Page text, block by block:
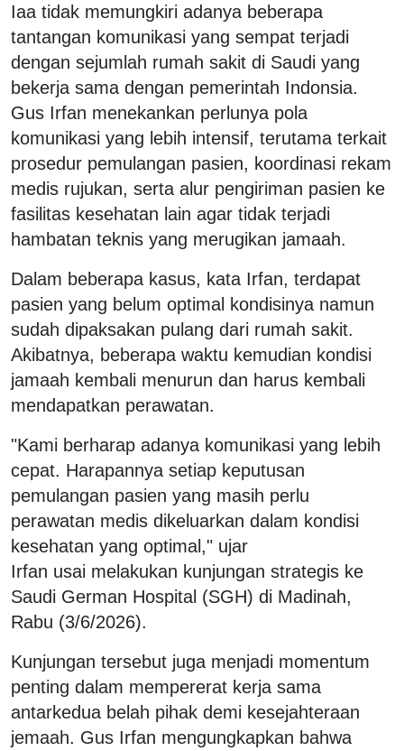
Iaa tidak memungkiri adanya beberapa
tantangan komunikasi yang sempat terjadi
dengan sejumlah rumah sakit di Saudi yang
bekerja sama dengan pemerintah Indonsia.
Gus Irfan menekankan perlunya pola
komunikasi yang lebih intensif, terutama terkait
prosedur pemulangan pasien, koordinasi rekam
medis rujukan, serta alur pengiriman pasien ke
fasilitas kesehatan lain agar tidak terjadi
hambatan teknis yang merugikan jamaah.
Dalam beberapa kasus, kata Irfan, terdapat
pasien yang belum optimal kondisinya namun
sudah dipaksakan pulang dari rumah sakit.
Akibatnya, beberapa waktu kemudian kondisi
jamaah kembali menurun dan harus kembali
mendapatkan perawatan.
"Kami berharap adanya komunikasi yang lebih
cepat. Harapannya setiap keputusan
pemulangan pasien yang masih perlu
perawatan medis dikeluarkan dalam kondisi
kesehatan yang optimal," ujar
Irfan usai melakukan kunjungan strategis ke
Saudi German Hospital (SGH) di Madinah,
Rabu (3/6/2026).
Kunjungan tersebut juga menjadi momentum
penting dalam mempererat kerja sama
antarkedua belah pihak demi kesejahteraan
jemaah. Gus Irfan mengungkapkan bahwa